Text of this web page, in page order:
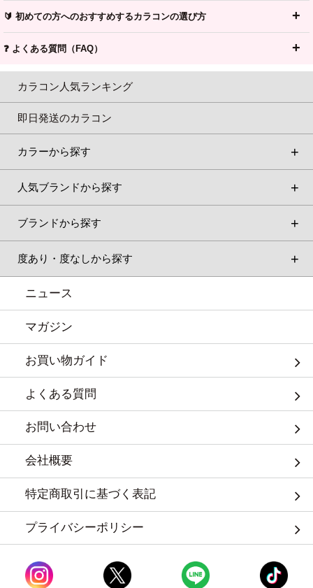
🔰 初めての方へのおすすめするカラコンの選び方
❓ よくある質問（FAQ）
カラコン人気ランキング
即日発送のカラコン
カラーから探す
人気ブランドから探す
ブランドから探す
度あり・度なしから探す
ニュース
マガジン
お買い物ガイド
よくある質問
お問い合わせ
会社概要
特定商取引に基づく表記
プライバシーポリシー